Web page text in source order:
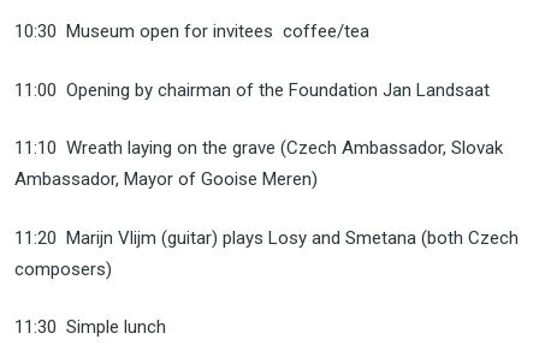
10:30 Museum open for invitees coffee/tea
11:00 Opening by chairman of the Foundation Jan Landsaat
11:10 Wreath laying on the grave (Czech Ambassador, Slovak
Ambassador, Mayor of Gooise Meren)
11:20 Marijn Vlijm (guitar) plays Losy and Smetana (both Czech
composers)
11:30 Simple lunch